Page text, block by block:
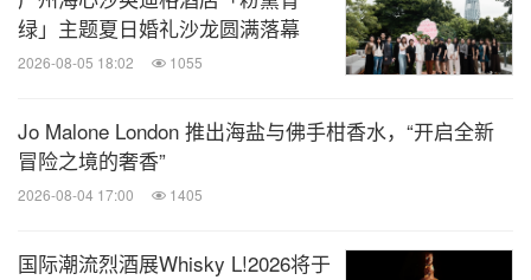
Spielwarenmesse eG)
绿」主题夏日婚礼沙龙圆满落幕
2026-08-05 18:02 1055
Jo Malone London 推出海盐与佛手柑香水，“开启全新
冒险之境的奢香”
2026-08-04 17:00 1405
国际潮流烈酒展Whisky L!2026将于